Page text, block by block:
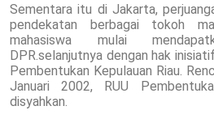
Sementara itu di Jakarta,
pendekatan berbagai tokoh
mahasiswa mulai
DPR.selanjutnya dengan hak
Pembentukan Kepulauan Riau.
Januari 2002, RUU
disyahkan.